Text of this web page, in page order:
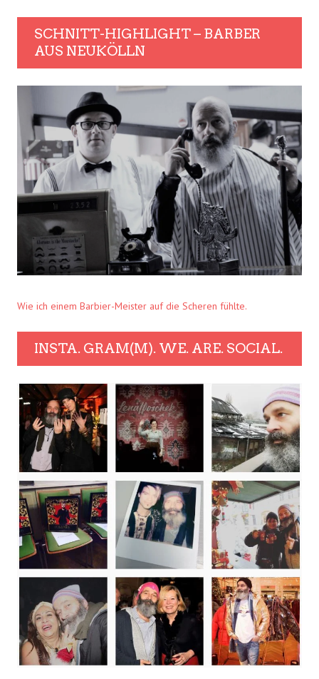
SCHNITT-HIGHLIGHT – BARBER
AUS NEUKÖLLN
Wie ich einem Barbier-Meister auf die Scheren fühlte.
INSTA. GRAM(M). WE. ARE. SOCIAL.